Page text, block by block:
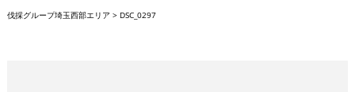
伐採グループ埼玉西部エリア > DSC_0297